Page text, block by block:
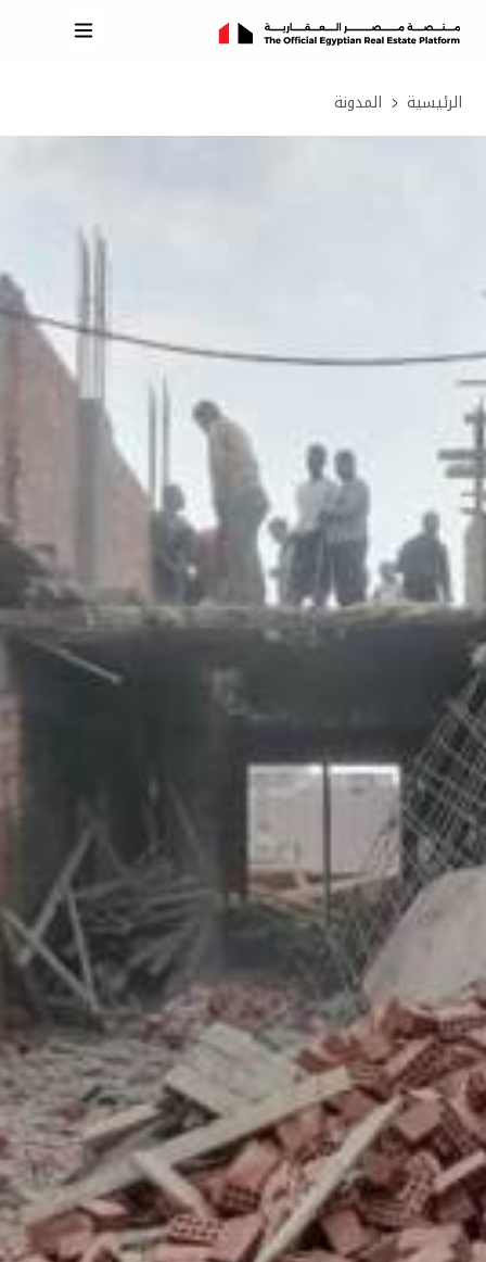
الرئيسية المدونة